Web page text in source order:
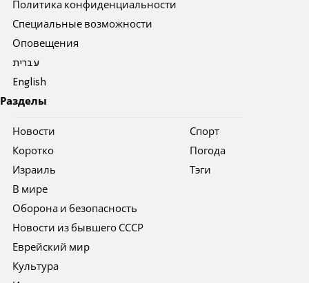
Политика конфиденциальности
Специальные возможности
Оповещения
עברית
English
Разделы
Новости
Коротко
Израиль
В мире
Оборона и безопасность
Новости из бывшего СССР
Еврейский мир
Культура
Спорт
Погода
Тэги